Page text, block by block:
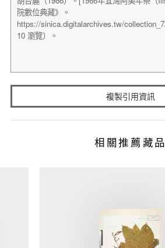
複製引用資訊
相關推薦藏品